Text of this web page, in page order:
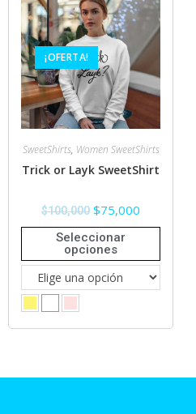
¡OFERTA!
SweetShirts, Women SweetShirts
Trick or Layk SweetShirt
$100,000 $75,000
Seleccionar
opciones